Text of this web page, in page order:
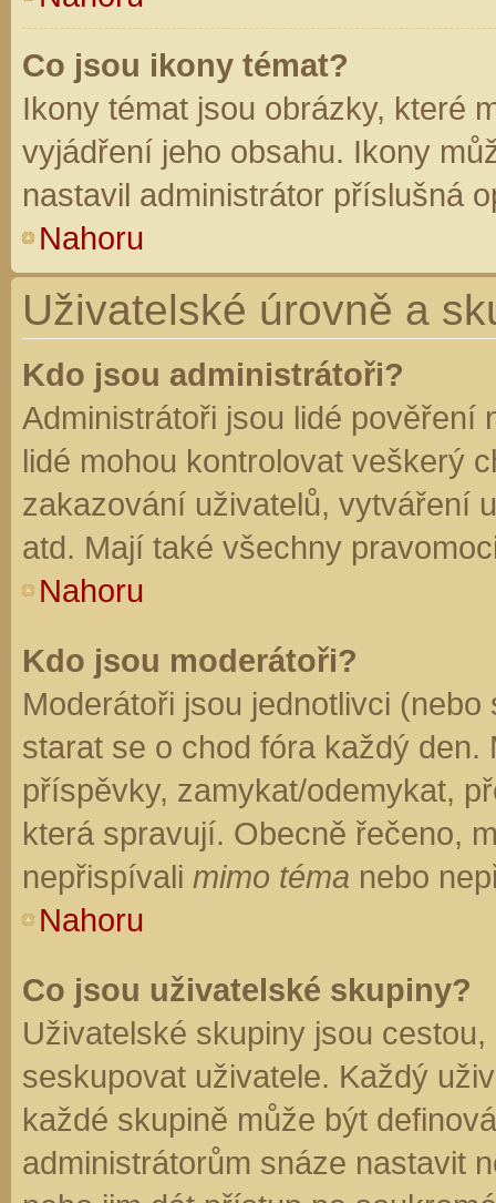
Co jsou ikony témat?
Ikony témat jsou obrázky, které
vyjádření jeho obsahu. Ikony
nastavil administrátor příslušná
Nahoru
Uživatelské úrovně a
Kdo jsou administrátoři?
Administrátoři jsou lidé pověření
lidé mohou kontrolovat veškerý
zakazování uživatelů, vytváření
atd. Mají také všechny
Nahoru
Kdo jsou moderátoři?
Moderátoři jsou jednotlivci
starat se o chod fóra každý
příspěvky, zamykat/odemykat,
která spravují. Obecně řečeno,
nepřispívali mimo téma nebo
Nahoru
Co jsou uživatelské skupiny?
Uživatelské skupiny jsou
seskupovat uživatele. Každý
každé skupině může být
administrátorům snáze nastavit